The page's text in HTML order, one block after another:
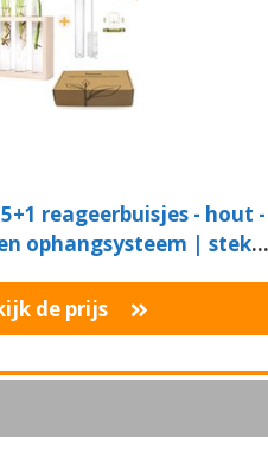
reageerbuisjes - hout -
ophangsysteem | stek
- droogbloemen
de prijs